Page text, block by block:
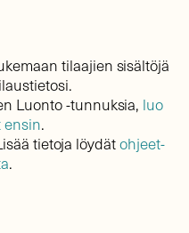
tilaajien sisältöjä
Luonto -tunnuksia, luo
.
tietoja löydätohjeet-
.